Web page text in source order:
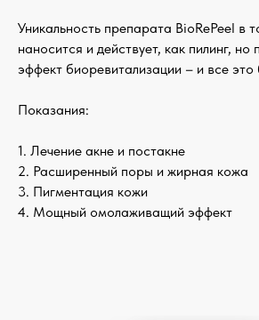
Уникальность препарата BioRePeel в
наносится и действует, как пилинг, но
эффект биоревитализации – и все это
Показания:
1. Лечение акне и постакне
2. Расширенный поры и жирная кожа
3. Пигментация кожи
4. Мощный омолаживащий эффект